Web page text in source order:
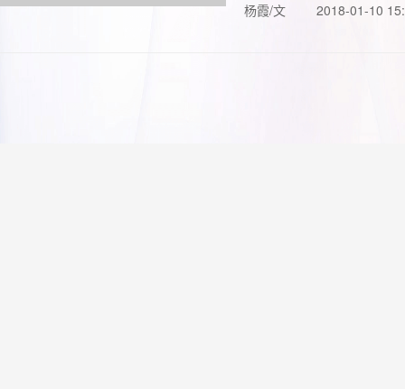
杨霞/文
2018-01-10